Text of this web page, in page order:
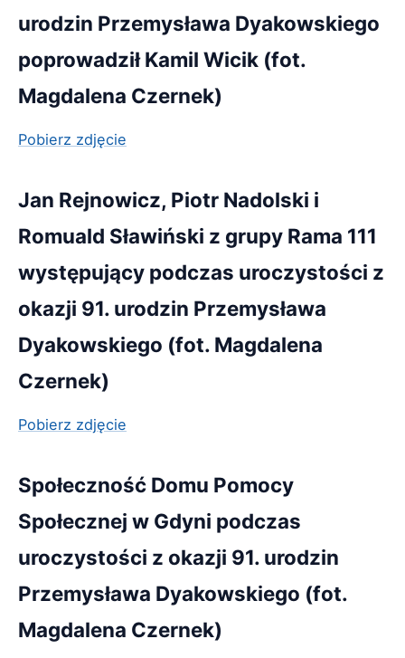
urodzin Przemysława Dyakowskiego
poprowadził Kamil Wicik (fot.
Magdalena Czernek)
Pobierz zdjęcie
Jan Rejnowicz, Piotr Nadolski i
Romuald Sławiński z grupy Rama 111
występujący podczas uroczystości z
okazji 91. urodzin Przemysława
Dyakowskiego (fot. Magdalena
Czernek)
Pobierz zdjęcie
Społeczność Domu Pomocy
Społecznej w Gdyni podczas
uroczystości z okazji 91. urodzin
Przemysława Dyakowskiego (fot.
Magdalena Czernek)